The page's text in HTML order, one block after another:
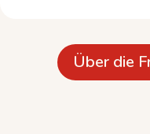
Über die